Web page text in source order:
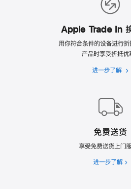
Apple Trade In
用你符合条件的设备进行折
产品时享受折抵优
进一步了解
划
免费送货
享受免费送货上门服
进一步了解 免